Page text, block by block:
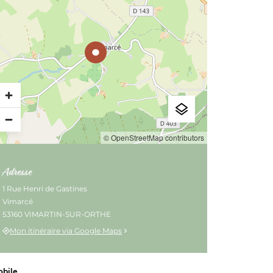
© OpenStreetMap contributors
Adresse
1 Rue Henri de Gastines
Vimarcé
53160 VIMARTIN-SUR-ORTHE
Mon itinéraire via Google Maps